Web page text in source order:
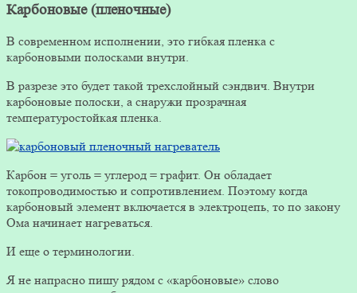
Карбоновые (пленочные)
В современном исполнении, это гибкая пленка с
карбоновыми полосками внутри.
В разрезе это будет такой трехслойный сэндвич. Внутри
карбоновые полоски, а снаружи прозрачная
температуростойкая пленка.
Карбон = уголь = углерод = графит. Он обладает
токопроводимостью и сопротивлением. Поэтому когда
карбоновый элемент включается в электроцепь, то по закону
Ома начинает нагреваться.
И еще о терминологии.
Я не напрасно пишу рядом с «карбоновые» слово